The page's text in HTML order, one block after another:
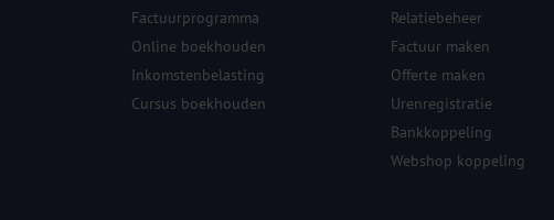
Factuurprogramma
Online boekhouden
Inkomstenbelasting
Cursus boekhouden
Relatiebeheer
Factuur maken
Offerte maken
Urenregistratie
Bankkoppeling
Webshop koppeling